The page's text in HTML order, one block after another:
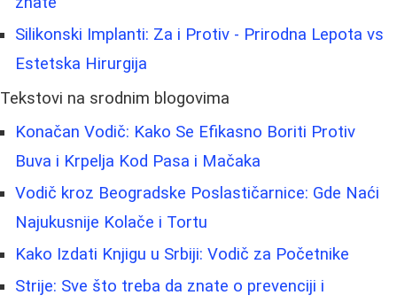
Silikonski Implanti: Za i Protiv - Prirodna Lepota vs
Estetska Hirurgija
Tekstovi na srodnim blogovima
Konačan Vodič: Kako Se Efikasno Boriti Protiv
Buva i Krpelja Kod Pasa i Mačaka
Vodič kroz Beogradske Poslastičarnice: Gde Naći
Najukusnije Kolače i Tortu
Kako Izdati Knjigu u Srbiji: Vodič za Početnike
Strije: Sve što treba da znate o prevenciji i